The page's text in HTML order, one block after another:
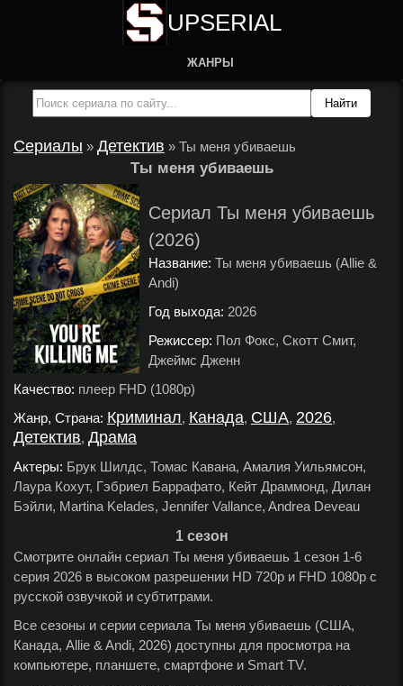
UPSERIAL
ЖАНРЫ
Сериалы » Детектив » Ты меня убиваешь
Ты меня убиваешь
Сериал Ты меня убиваешь
(2026)
Название: Ты меня убиваешь (Allie &
Andi)
Год выхода: 2026
Режиссер: Пол Фокс, Скотт Смит,
Джеймс Дженн
Качество: плеер FHD (1080p)
Жанр, Страна: Криминал, Канада, США, 2026,
Детектив, Драма
Актеры: Брук Шилдс, Томас Кавана, Амалия Уильямсон,
Лаура Кохут, Гэбриел Баррафато, Кейт Драммонд, Дилан
Бэйли, Martina Kelades, Jennifer Vallance, Andrea Deveau
1 сезон
Смотрите онлайн сериал Ты меня убиваешь 1 сезон 1-6
серия 2026 в высоком разрешении HD 720p и FHD 1080p с
русской озвучкой и субтитрами.
Все сезоны и серии сериала Ты меня убиваешь (США,
Канада, Allie & Andi, 2026) доступны для просмотра на
компьютере, планшете, смартфоне и Smart TV.